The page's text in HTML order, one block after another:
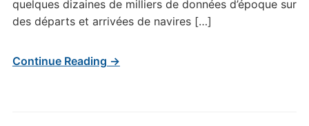
quelques dizaines de milliers de données d’époque sur
des départs et arrivées de navires […]
Continue Reading →